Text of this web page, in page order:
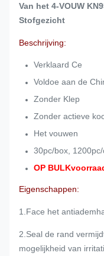
Van het 4-VOUW
Stofgezicht
Beschrijving:
Verklaard Ce
Voldoe aan de
Zonder Klep
Zonder actieve
Het vouwen
30pc/box, 1200pc/
OP
Eigenschappen:
1.Face het
2.Seal de rand
mogelijkheid van